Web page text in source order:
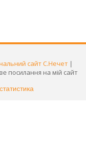
сайт С.Нечет |
посилання на мій сайт